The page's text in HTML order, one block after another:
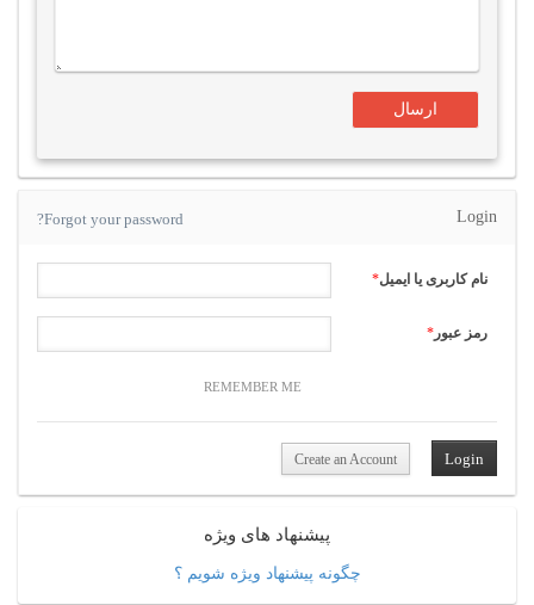
Login
Forgot your password?
نام کاربری یا ایمیل*
رمز عبور *
REMEMBER ME
Create an Account
پیشنهاد های ویژه
چگونه پیشنهاد ویژه شویم ؟